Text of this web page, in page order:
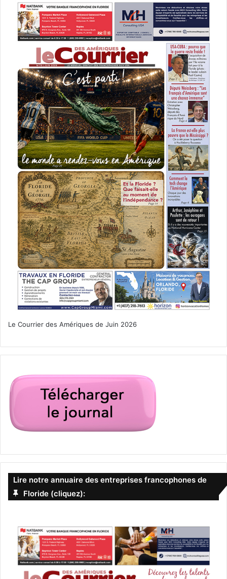
Le Courrier des Amériques de Juin 2026
Lire notre annuaire des entreprises francophones de
Floride (cliquez):